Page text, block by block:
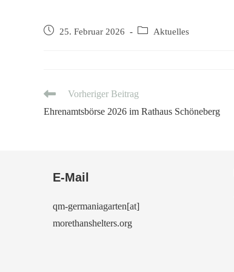
25. Februar 2026 Aktuelles
Vorheriger Beitrag
Ehrenamtsbörse 2026 im Rathaus Schöneberg
E-Mail
qm-germaniagarten[at]
morethanshelters.org